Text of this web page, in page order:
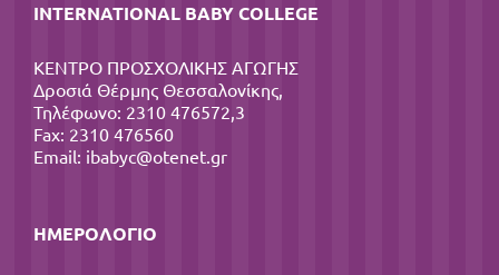
INTERNATIONAL BABY COLLEGE
ΚΕΝΤΡΟ ΠΡΟΣΧΟΛΙΚΗΣ ΑΓΩΓΗΣ
Δροσιά Θέρμης Θεσσαλονίκης,
Τηλέφωνο: 2310 476572,3
Fax: 2310 476560
Email: ibabyc@otenet.gr
ΗΜΕΡΟΛΌΓΙΟ